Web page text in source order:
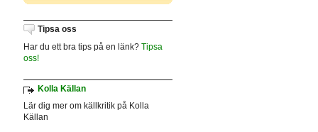
Tipsa oss
Har du ett bra tips på en länk? Tipsa
oss!
Kolla Källan
Lär dig mer om källkritik på Kolla
Källan